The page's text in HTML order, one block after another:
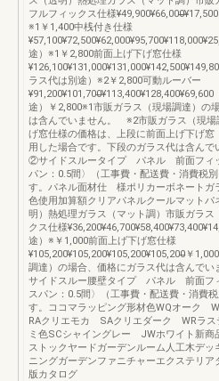
フルフィックス仕様
※1￥1,400中桟付き仕様
途）※1￥2,800前面上げ下げ窓仕様
ラス代は別途）※2￥2,800可動ルーバー
¥91,200¥101,700̶¥113,400¥128,400¥69,600
途）￥2,800※1市販ガラス（現場調達）の
は含んでいません。 ※2市販ガラス（現場
げ窓仕様の価格は、上段に前面上げ下げ窓
用した場合です。下段のガラス代は含ん
②サイドスルータイプ パネル 前面フィ
パン：0.5間〉（工事費・配送費・消費税
す。パネル面材仕 様ポリカーボネートガ
色使用加算額クリアパネルクールマットパ
明）熱処理ガラス（マット調）市販ガラス
クス仕様
途）※￥1,000前面上げ下げ窓仕様
¥105,200¥105,200¥105,200¥105,200̶￥
調達）の場合、価格にガラス代は含んで
サイドスルー腰壁タイプ パネル 前面フ
スパン：0.5間〉（工事費・配送費・消費
す。ココマラッピング形材色WQオーク
RAクリエモカ SAクリエダーク WRラス
ミ色SCシャイングレー JWホワイト新商
ストックヤードガーデンルーム人工木デッ
ニングガーデンファニチャーエクステリア
版カタログ